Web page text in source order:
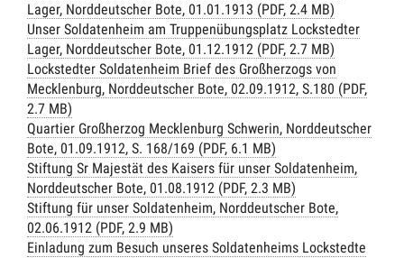
Lager, Norddeutscher Bote, 01.01.1913 (PDF, 2.4 MB)
Unser Soldatenheim am Truppenübungsplatz Lockstedter
Lager, Norddeutscher Bote, 01.12.1912 (PDF, 2.7 MB)
Lockstedter Soldatenheim Brief des Großherzogs von
Mecklenburg, Norddeutscher Bote, 02.09.1912, S.180 (PDF,
2.7 MB)
Quartier Großherzog Mecklenburg Schwerin, Norddeutscher
Bote, 01.09.1912, S. 168/169 (PDF, 6.1 MB)
Stiftung Sr Majestät des Kaisers für unser Soldatenheim,
Norddeutscher Bote, 01.08.1912 (PDF, 2.3 MB)
Stiftung für unser Soldatenheim, Norddeutscher Bote,
02.06.1912 (PDF, 2.9 MB)
Einladung zum Besuch unseres Soldatenheims Lockstedte